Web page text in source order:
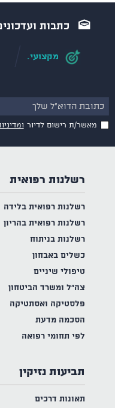
כתבות
מקצועי.
מאשר/ת רישום לדיור
רשלנות רפואית
רשלנות רפואית בלידה
רשלנות רפואית בהריון
רשלנות בניתוח
כשלים באבחון
טיפולי שיניים
צה"ל ומשרד הביטחון
פלסטיקה ואסתטיקה
הסכמה מדעת
לפי תחומי רפואה
תביעות נזיקין
תאונות דרכים